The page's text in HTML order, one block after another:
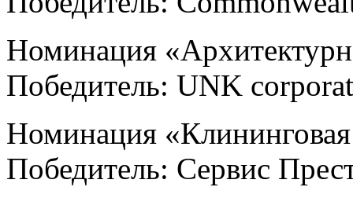
Номинация
Победитель: UNK
Номинация
Победитель: Сервис